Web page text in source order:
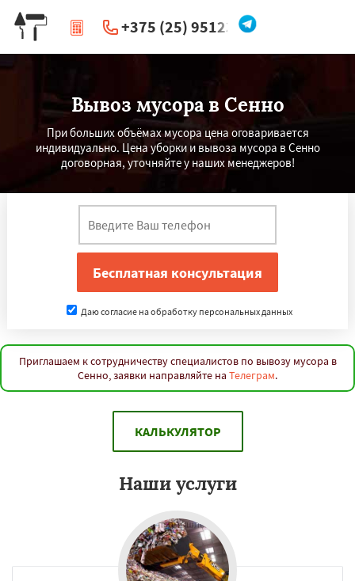
+375 (25) 951234
| Перезвоните мне
Вывоз мусора в Сенно
При больших объёмах мусора цена оговаривается
индивидуально. Цена уборки и вывоза мусора в Сенно
договорная, уточняйте у наших менеджеров!
Даю согласие на обработку персональных данных
Приглашаем к сотрудничеству специалистов по вывозу мусора в
Сенно, заявки направляйте на Телеграм.
КАЛЬКУЛЯТОР
Наши услуги